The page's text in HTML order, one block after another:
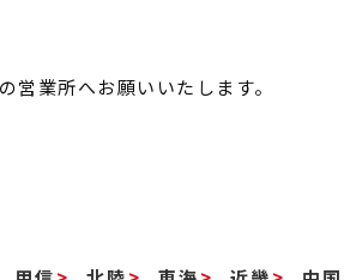
営業所へお願いいたします。